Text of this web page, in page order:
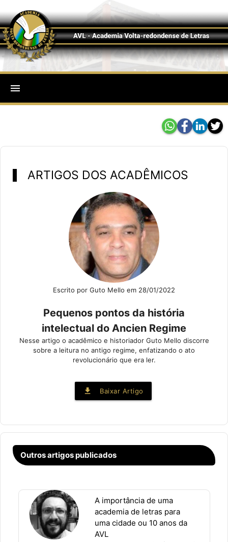
menu
ARTIGOS DOS ACADÊMICOS
Escrito por Guto Mello em 28/01/2022
Pequenos pontos da história
intelectual do Ancien Regime
Nesse artigo o acadêmico e historiador Guto Mello discorre
sobre a leitura no antigo regime, enfatizando o ato
revolucionário que era ler.
file_download Baixar Artigo
Outros artigos publicados
A importância de uma
academia de letras para
uma cidade ou 10 anos da
AVL